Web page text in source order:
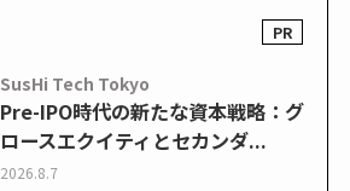
SusHi Tech Tokyo
Pre-IPO時代の新たな資本戦略：グ
ロースエクイティとセカンダ...
2026.8.7